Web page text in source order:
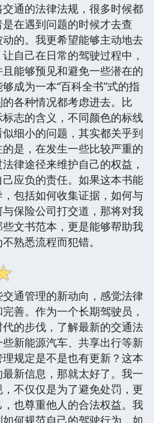
通的法律法规，很多时候都
在遇到问题的时候才去查
的。我更希望能够主动地去
自己在日常的驾驶过程中，
能够预见和避免一些潜在的
成为一本“百科全书”式的指
各种情况都考虑进去。比
志的含义，不同颜色的标线
细小的问题，其实都关乎到
是，在发生一些比较严重的
律途径来维护自己的权益，
应负的责任。如果这本书能
包括如何收集证据，如何与
保险公司打交道，那将对我
文书范本，更是能够帮助我
熟悉流程而犯错。
通管理的新动向，感觉法律
善。作为一个长期驾驶员，
的步伐，了解最新的交通法
新能源汽车、共享出行等新
规定是不是也有更新？这本
新信息，那就太好了。我一
不仅仅是为了避免处罚，更
也尊重他人的合法权益。我
何规范自己的驾驶行为，如